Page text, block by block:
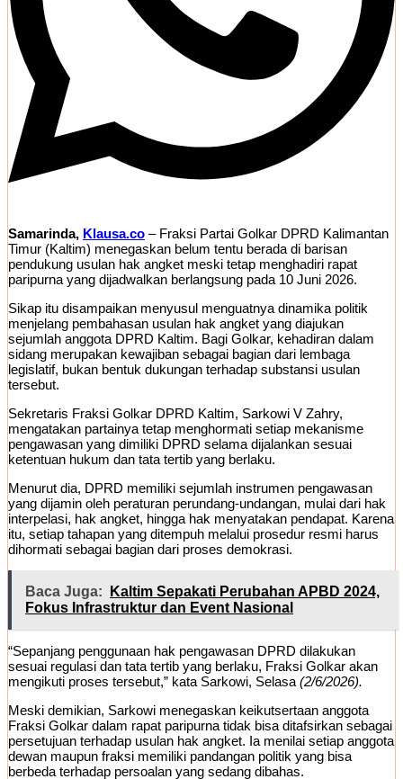
Samarinda, Klausa.co – Fraksi Partai Golkar DPRD Kalimantan
Timur (Kaltim) menegaskan belum tentu berada di barisan
pendukung usulan hak angket meski tetap menghadiri rapat
paripurna yang dijadwalkan berlangsung pada 10 Juni 2026.
Sikap itu disampaikan menyusul menguatnya dinamika politik
menjelang pembahasan usulan hak angket yang diajukan
sejumlah anggota DPRD Kaltim. Bagi Golkar, kehadiran dalam
sidang merupakan kewajiban sebagai bagian dari lembaga
legislatif, bukan bentuk dukungan terhadap substansi usulan
tersebut.
Sekretaris Fraksi Golkar DPRD Kaltim, Sarkowi V Zahry,
mengatakan partainya tetap menghormati setiap mekanisme
pengawasan yang dimiliki DPRD selama dijalankan sesuai
ketentuan hukum dan tata tertib yang berlaku.
Menurut dia, DPRD memiliki sejumlah instrumen pengawasan
yang dijamin oleh peraturan perundang-undangan, mulai dari hak
interpelasi, hak angket, hingga hak menyatakan pendapat. Karena
itu, setiap tahapan yang ditempuh melalui prosedur resmi harus
dihormati sebagai bagian dari proses demokrasi.
Baca Juga:
Kaltim Sepakati Perubahan APBD 2024,
Fokus Infrastruktur dan Event Nasional
“Sepanjang penggunaan hak pengawasan DPRD dilakukan
sesuai regulasi dan tata tertib yang berlaku, Fraksi Golkar akan
mengikuti proses tersebut,” kata Sarkowi, Selasa (2/6/2026).
Meski demikian, Sarkowi menegaskan keikutsertaan anggota
Fraksi Golkar dalam rapat paripurna tidak bisa ditafsirkan sebagai
persetujuan terhadap usulan hak angket. Ia menilai setiap anggota
dewan maupun fraksi memiliki pandangan politik yang bisa
berbeda terhadap persoalan yang sedang dibahas.